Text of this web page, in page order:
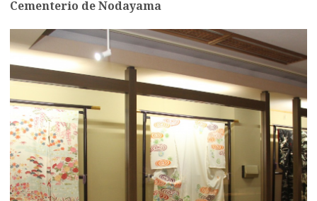
Cementerio de Nodayama